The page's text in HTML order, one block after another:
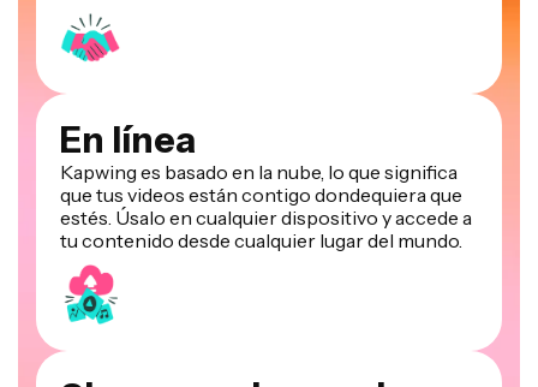
En línea
Kapwing es basado en la nube, lo que significa
que tus videos están contigo dondequiera que
estés. Úsalo en cualquier dispositivo y accede a
tu contenido desde cualquier lugar del mundo.